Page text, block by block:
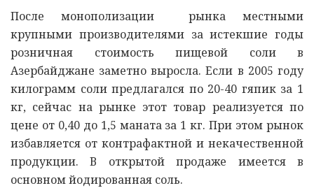
После монополизации рынка местными
крупными производителями за истекшие годы
розничная стоимость пищевой соли в
Азербайджане заметно выросла. Если в 2005 году
килограмм соли предлагался по 20-40 гяпик за 1
кг, сейчас на рынке этот товар реализуется по
цене от 0,40 до 1,5 маната за 1 кг. При этом рынок
избавляется от контрафактной и некачественной
продукции. В открытой продаже имеется в
основном йодированная соль.